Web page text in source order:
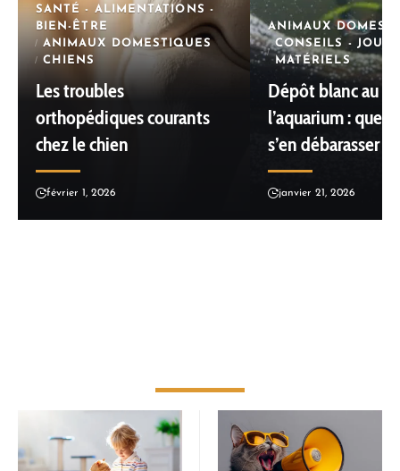
SANTÉ - ALIMENTATIONS -
BIEN-ÊTRE
ANIMAUX DOMESTIQUES
CHIENS
Les troubles
orthopédiques courants
chez le chien
février 1, 2026
ANIMAUX
CONSEILS -
MATÉRIELS
Dépôt blanc au
l’aquarium : que
s’en débarasser ?
janvier 21, 2026